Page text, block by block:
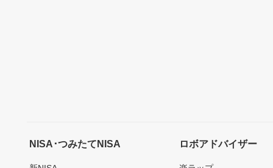
NISA･つみたてNISA ロボアドバイザー